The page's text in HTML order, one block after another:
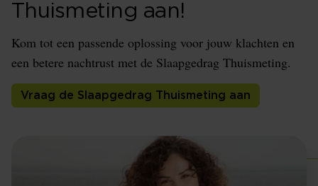
Thuismeting aan!
Kom tot een passende oplossing voor jouw klachten en
een betere nachtrust met de Slaapgedrag Thuismeting.
Vraag de Slaapgedrag Thuismeting aan